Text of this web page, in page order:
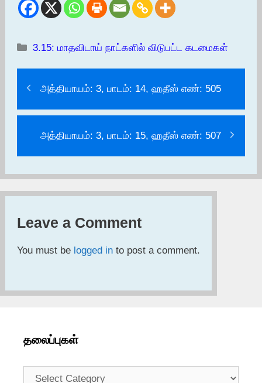
Categories
3.15: மாதவிடாய் நாட்களில் விடுபட்ட கடமைகள்
அத்தியாயம்: 3, பாடம்: 14, ஹதீஸ் எண்: 505
அத்தியாயம்: 3, பாடம்: 15, ஹதீஸ் எண்: 507
Leave a Comment
You must be logged in to post a comment.
தலைப்புகள்
தலைப்புகள்